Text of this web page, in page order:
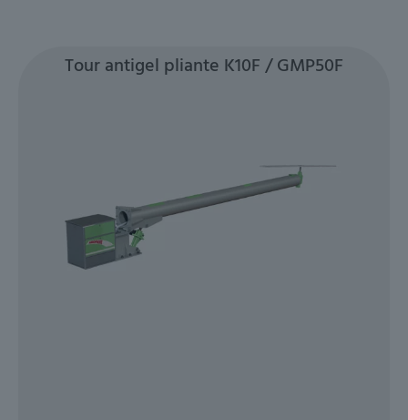
Tour antigel pliante K10F / GMP50F